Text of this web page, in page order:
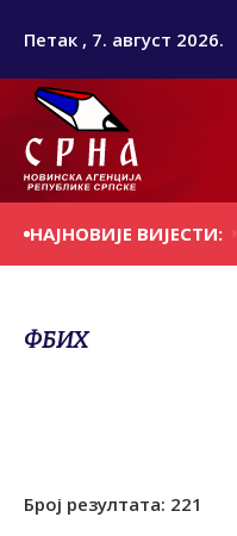
Петак , 7. август 2026.
НАЈНОВИЈЕ ВИЈЕСТИ:
И НОСИЛА КРОВОВЕ
ФБИХ
Број резултата: 221